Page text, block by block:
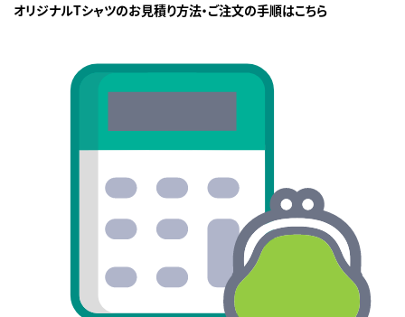
オリジナルTシャツのお見積り方法・ご注文の手順はこちら